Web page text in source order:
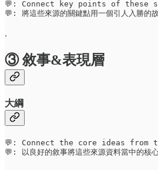
💬: Connect key points of
💬: 將這些來源的關鍵點用一個引人入勝的
.
③ 敘事&表現層
大綱
💬: Connect the core ideas
💬: 以良好的敘事將這些來源資料當中的核